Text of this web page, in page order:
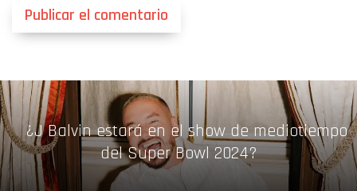
¿J Balvin estará en el show de mediotiempo
del Super Bowl 2024?